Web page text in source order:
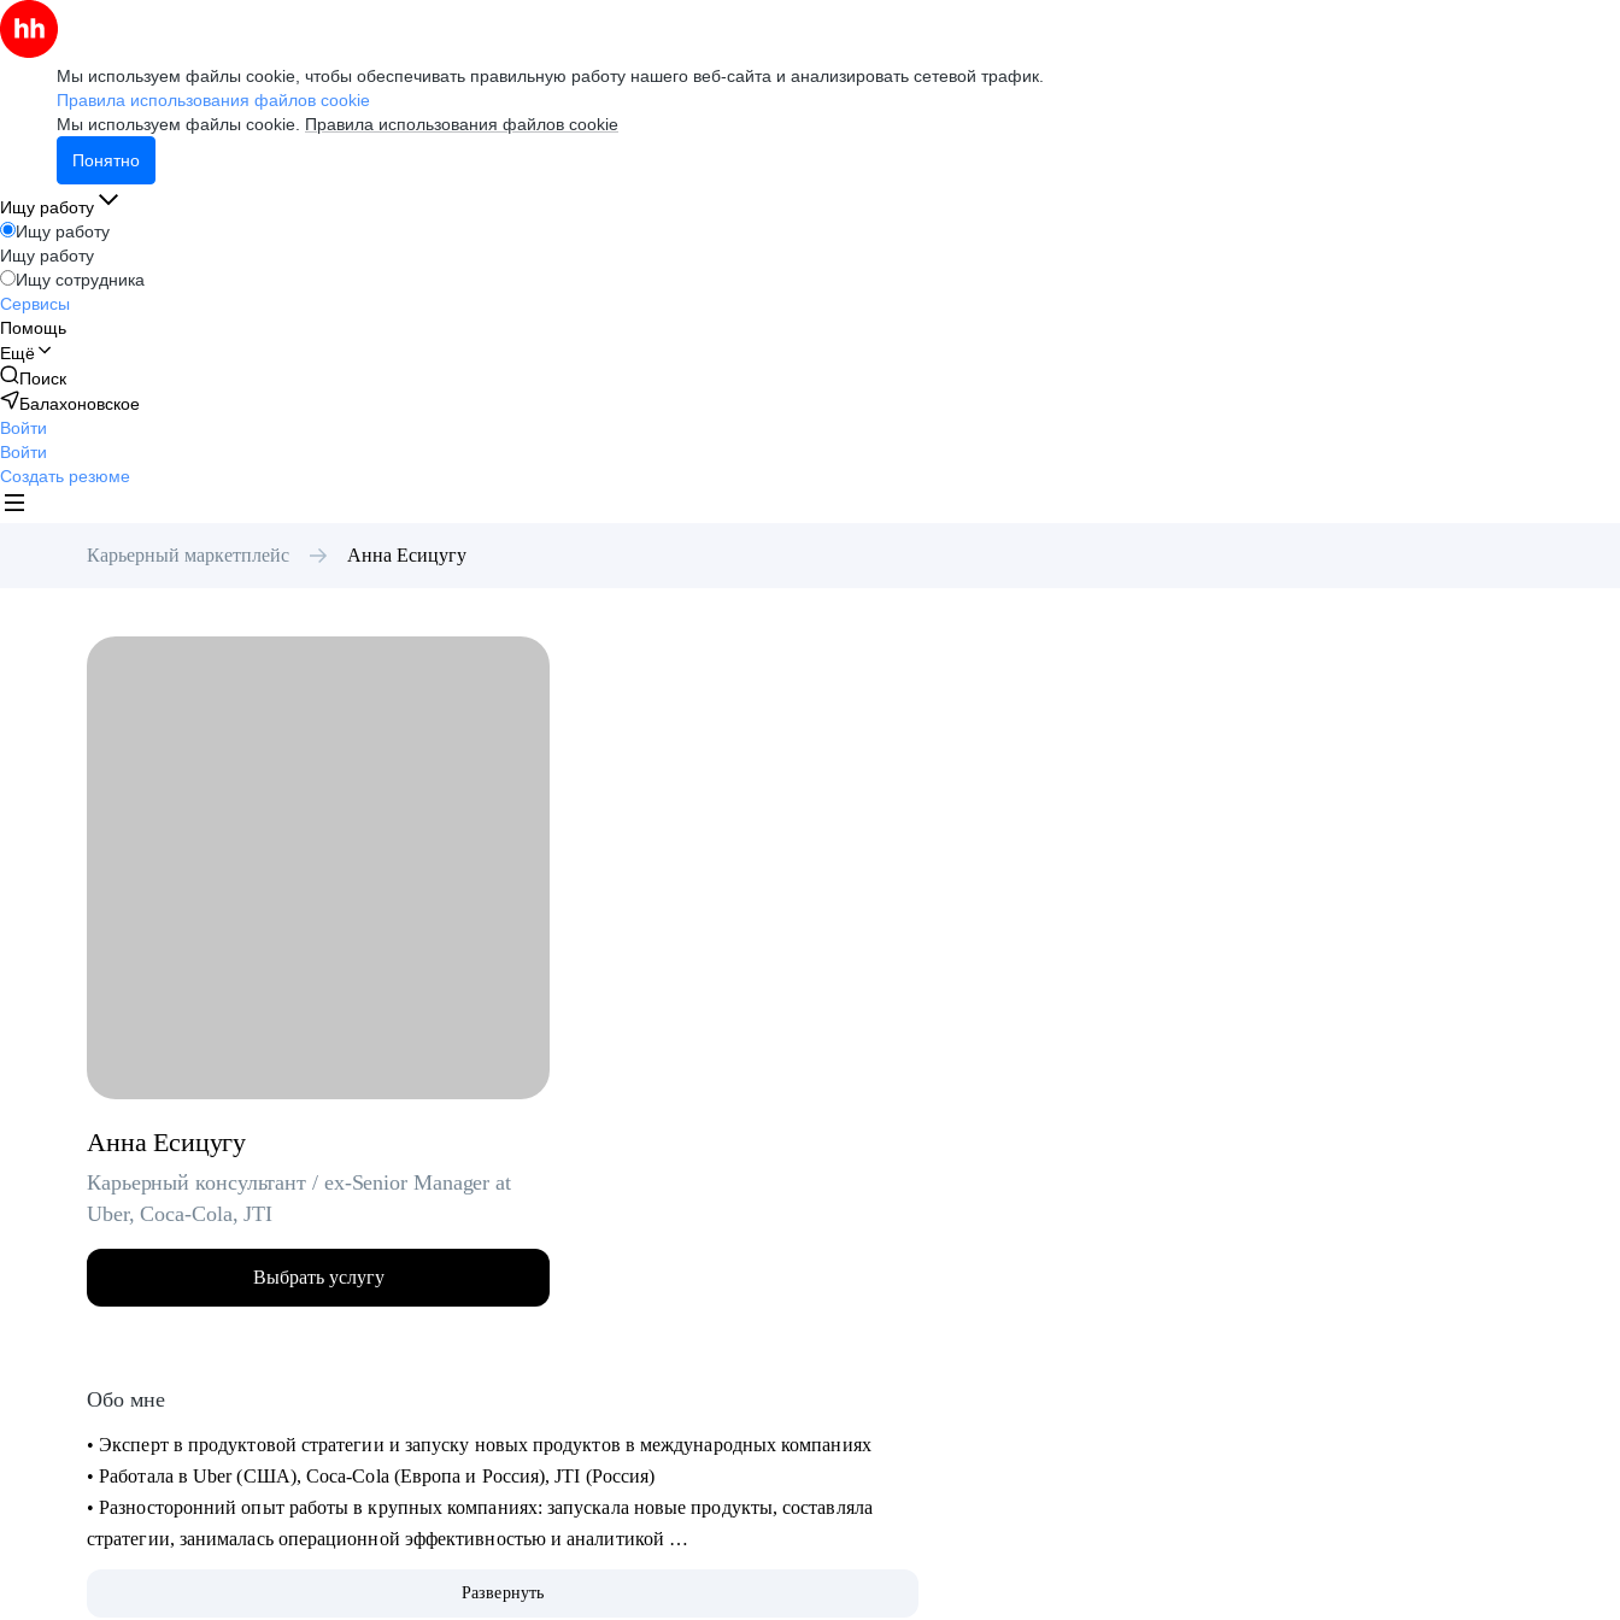
Мы используем файлы cookie, чтобы обеспечивать правильную работу нашего веб-сайта и анализировать сетевой трафик.
Правила использования файлов cookie
Мы используем файлы cookie. Правила использования файлов cookie
Понятно
Ищу работу
Ищу работу
Ищу работу
Ищу сотрудника
Сервисы
Помощь
Ещё
Поиск
Балахоновское
Войти
Войти
Создать резюме
Карьерный маркетплейс Анна Есицугу
Анна Есицугу
Карьерный консультант / ex-Senior Manager at
Uber, Coca-Cola, JTI
Выбрать услугу
Обо мне
• Эксперт в продуктовой стратегии и запуску новых продуктов в международных компаниях
• Работала в Uber (США), Coca-Cola (Европа и Россия), JTI (Россия)
• Разносторонний опыт работы в крупных компаниях: запускала новые продукты, составляла
стратегии, занималась операционной эффективностью и аналитикой
дарксторов для линии косметики Дженнифер Энистон на Uber Eats
Развернуть